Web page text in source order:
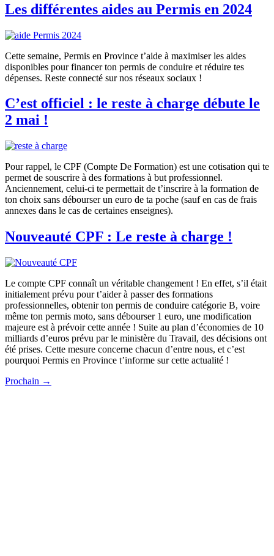
Les différentes aides au Permis en 2024
Cette semaine, Permis en Province t’aide à maximiser les aides
disponibles pour financer ton permis de conduire et réduire tes
dépenses. Reste connecté sur nos réseaux sociaux !
C’est officiel : le reste à charge débute le
2 mai !
Pour rappel, le CPF (Compte De Formation) est une cotisation qui te
permet de souscrire à des formations à but professionnel.
Anciennement, celui-ci te permettait de t’inscrire à la formation de
ton choix sans débourser un euro de ta poche (sauf en cas de frais
annexes dans le cas de certaines enseignes).
Nouveauté CPF : Le reste à charge !
Le compte CPF connaît un véritable changement ! En effet, s’il était
initialement prévu pour t’aider à passer des formations
professionnelles, obtenir ton permis de conduire catégorie B, voire
même ton permis moto, sans débourser 1 euro, une modification
majeure est à prévoir cette année ! Suite au plan d’économies de 10
milliards d’euros prévu par le ministère du Travail, des décisions ont
été prises. Cette mesure concerne chacun d’entre nous, et c’est
pourquoi Permis en Province t’informe sur cette actualité !
Prochain →